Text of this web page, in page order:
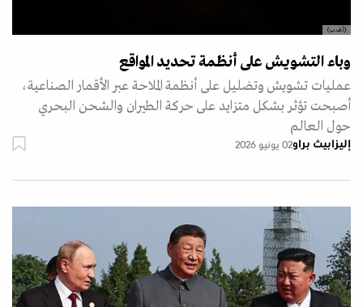
(أ.ف.ب)
وباء التشويش على أنظمة تحديد المواقع
عمليات تشويش وتضليل على أنظمة الملاحة عبر الأقمار الصناعية،
أصبحت تؤثر بشكل متزايد على حركة الطيران والشحن البحري
حول العالم
إليزابيث براو02 يونيو 2026